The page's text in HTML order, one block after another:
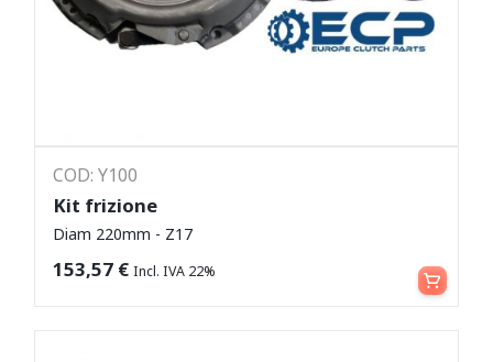
COD: Y100
Kit frizione
Diam 220mm - Z17
153,57 € Incl. IVA 22% Leggi tutto